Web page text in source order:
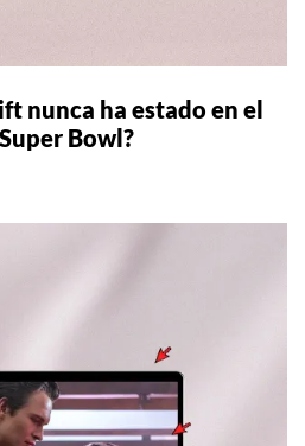
nunca ha estado en el
Bowl?